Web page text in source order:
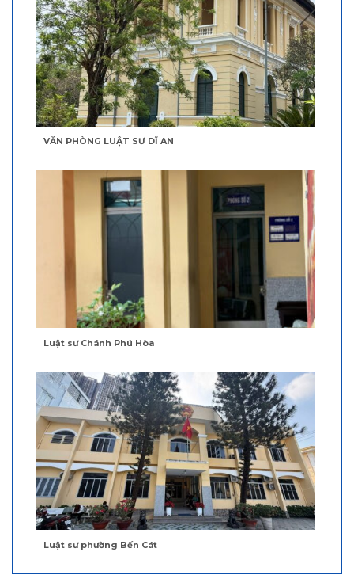
VĂN PHÒNG LUẬT SƯ DĨ AN
Luật sư Chánh Phú Hòa
Luật sư phường Bến Cát